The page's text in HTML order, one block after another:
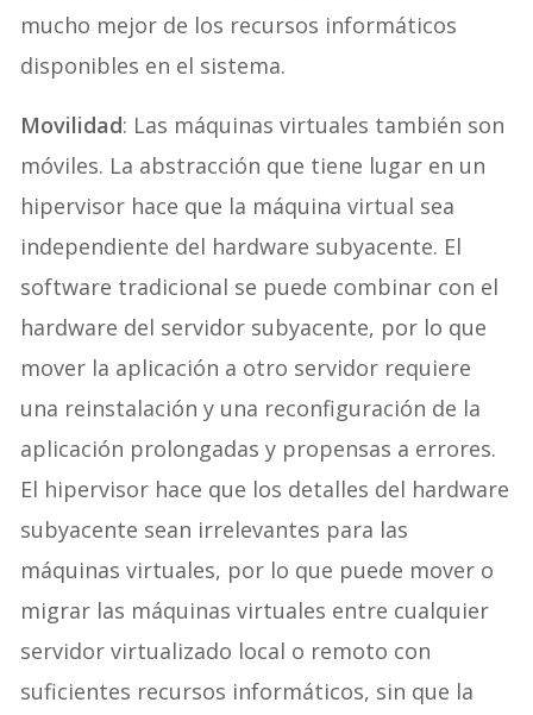
mucho mejor de los recursos informáticos
disponibles en el sistema.
Movilidad: Las máquinas virtuales también son
móviles. La abstracción que tiene lugar en un
hipervisor hace que la máquina virtual sea
independiente del hardware subyacente. El
software tradicional se puede combinar con el
hardware del servidor subyacente, por lo que
mover la aplicación a otro servidor requiere
una reinstalación y una reconfiguración de la
aplicación prolongadas y propensas a errores.
El hipervisor hace que los detalles del hardware
subyacente sean irrelevantes para las
máquinas virtuales, por lo que puede mover o
migrar las máquinas virtuales entre cualquier
servidor virtualizado local o remoto con
suficientes recursos informáticos, sin que la